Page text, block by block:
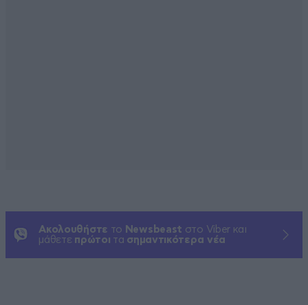
Ακολουθήστε το Newsbeast στο Viber και
μάθετε πρώτοι τα σημαντικότερα νέα